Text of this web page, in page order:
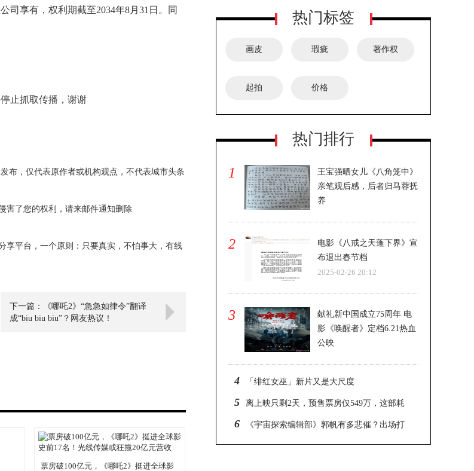
司享有，权利期截至2034年8月31日。同
止抓取传播，谢谢
布，仅代表原作者或机构观点，不代表城市头条
害了您的权利，请来邮件通知删除
享平台，一个原则：只要真实，不怕事大，有线
下一篇：《哪吒2》“急急如律令”翻译
成“biu biu biu”？网友热议！
票房破100亿元，《哪吒2》挺进全球影
热门标签
画皮 瑕疵 著作权
起拍 价格
热门排行
1
王宝强晒女儿《八角笼中》
亲笔观后感，后者归马蓉抚
养
2
电影《八戒之天蓬下界》宣
布退出春节档
2025-02-26 20:12
3
献礼新中国成立75周年 电
影《唤醒者》定档6.21热血
公映
4 「绯红女巫」新片又是大尺度
5 ​离上映只剩2天，预售票房仅549万，这部耗
资14亿的大片真凉了
6 《宇宙探索编辑部》郭帆有多悲催？出场打
个酱油，然后就跑路了